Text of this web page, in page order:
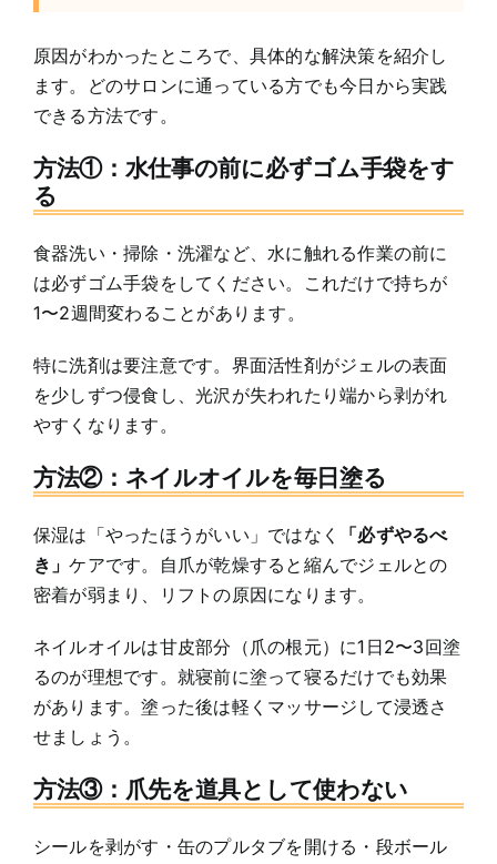
原因がわかったところで、具体的な解決策を紹介し
ます。どのサロンに通っている方でも今日から実践
できる方法です。
方法①：水仕事の前に必ずゴム手袋をす
る
食器洗い・掃除・洗濯など、水に触れる作業の前に
は必ずゴム手袋をしてください。これだけで持ちが
1〜2週間変わることがあります。
特に洗剤は要注意です。界面活性剤がジェルの表面
を少しずつ侵食し、光沢が失われたり端から剥がれ
やすくなります。
方法②：ネイルオイルを毎日塗る
保湿は「やったほうがいい」ではなく
「必ずやるべ
き」ケアです。自爪が乾燥すると縮んでジェルとの
密着が弱まり、リフトの原因になります。
ネイルオイルは甘皮部分（爪の根元）に1日2〜3回塗
るのが理想です。就寝前に塗って寝るだけでも効果
があります。塗った後は軽くマッサージして浸透さ
せましょう。
方法③：爪先を道具として使わない
シールを剥がす・缶のプルタブを開ける・段ボール